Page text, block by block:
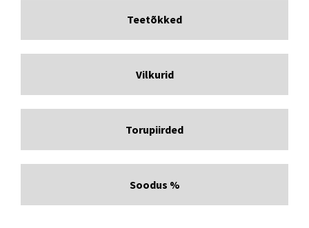
Teetõkked
Vilkurid
Torupiirded
Soodus %